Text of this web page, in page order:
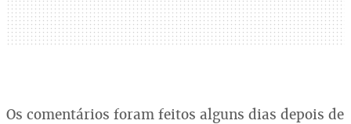
Os comentários foram feitos alguns dias depois de